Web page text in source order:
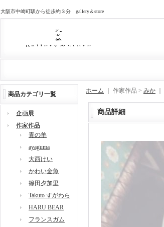
大阪市中崎町駅から徒歩約３分 gallery＆store
商品カテゴリ一覧
企画展
作家作品
青の羊
ayaguma
大西けい
かわい金魚
篠田夕加里
Takuto すがわら
HARU BEAR
フランスガム
ホーム ｜ 作家作品 > みか
商品詳細